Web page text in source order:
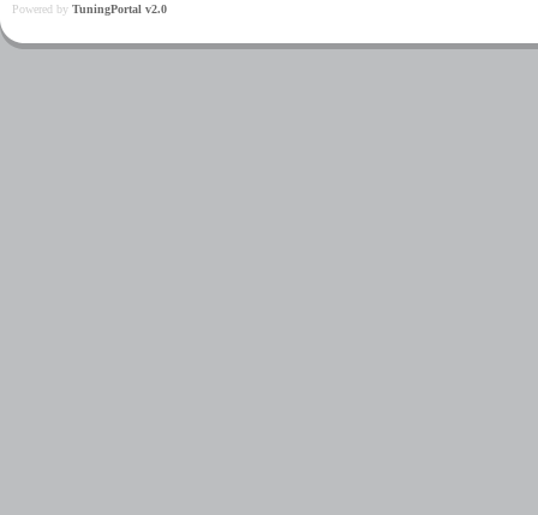
Powered by TuningPortal v2.0